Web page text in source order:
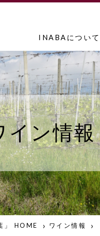
INABAについて
イン情報
」 HOME ワイン情報